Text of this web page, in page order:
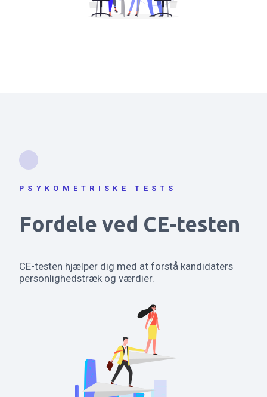
PSYKOMETRISKE TESTS
Fordele ved CE-testen
CE-testen hjælper dig med at forstå kandidaters
personlighedstræk og værdier.